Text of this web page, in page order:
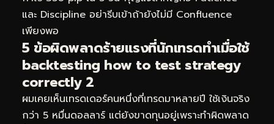
และ Discipline อย่ารีบเข้าถ้ายังไม่มี Confluence
เพียงพอ
5 ข้อผิดพลาดร้ายแรงที่นักเทรดทำเมื่อใช้
backtesting how to test strategy
correctly 2
ผมเคยเห็นเทรดเดอร์คนหนึ่งที่เทรดมาหลายปี ใช้เงินจริง
กว่า 5 หมื่นดอลลาร์ แต่ยังขาดทุนอยู่เพราะทำผิดพลาด